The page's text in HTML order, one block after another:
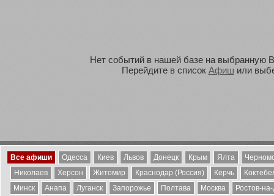
Нет событий в нашей базе на выбранную
Перейдите в список Афиш или
Все афиши Одесса Киев Львов Донецк Крым Ялта
Николаев
Херсон Житомир Краснодар (Россия) Керчь
Минск
Анапа Луганск Запорожье Полтава Москва
Ростов-